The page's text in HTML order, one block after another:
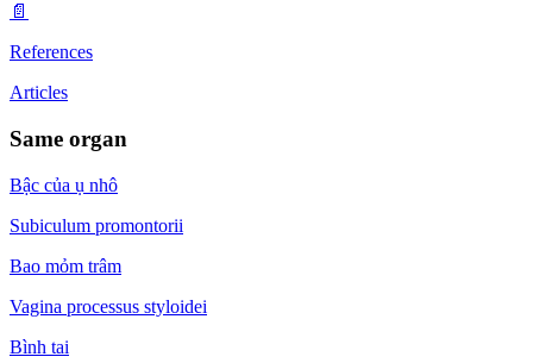
📄
References
Articles
Same organ
Bậc của ụ nhô
Subiculum promontorii
Bao mỏm trâm
Vagina processus styloidei
Bình tai